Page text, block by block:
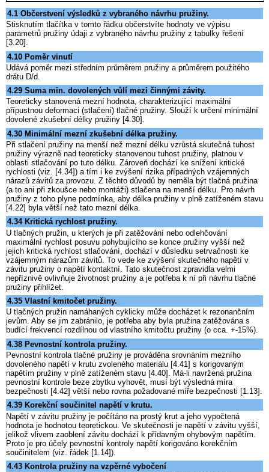
4.1 Občerstvení výsledků z vybraného návrhu pružiny.
Stisknutím tlačítka v tomto řádku občerstvíte hodnoty ve výpisu
parametrů pružiny údaji z vybraného návrhu pružiny z tabulky řešení
[3.20].
4.10 Poměr vinutí
Udává poměr mezi středním průměrem pružiny a průměrem použitého
drátu D/d.
4.29 Suma min. dovolených vůlí mezi činnými závity.
Teoreticky stanovená mezní hodnota, charakterizující maximální
přípustnou deformaci (stlačení) tlačné pružiny. Slouží k určení minimální
dovolené zkušební délky pružiny [4.30].
4.30 Minimální mezní zkušební délka pružiny.
Při stlačení pružiny na menší než mezní délku vzrůstá skutečná tuhost
pružiny výrazně nad teoreticky stanovenou tuhost pružiny, platnou v
oblasti stlačování po tuto délku. Zároveň dochází ke snížení kritické
rychlosti (viz. [4.34]) a tím i ke zvýšení rizika případných vzájemných
nárazů závitů za provozu. Z těchto důvodů by neměla být tlačná pružina
(a to ani při zkoušce nebo montáži) stlačena na menší délku. Pro návrh
pružiny z toho plyne podmínka, aby délka pružiny v plně zatíženém stavu
[4.22] byla větší než tato mezní délka.
4.34 Kritická rychlost pružiny.
U tlačných pružin, u kterých je při zatěžování nebo odlehčování
maximální rychlost posuvu pohybujícího se konce pružiny vyšší než
jejich kritická rychlost stlačování, dochází v důsledku setrvačnosti ke
vzájemným nárazům závitů. To vede ke zvýšení skutečného napětí v
závitu pružiny o napětí kontaktní. Tato skutečnost zpravidla velmi
nepříznivě ovlivňuje životnost pružiny a je potřeba k ní při návrhu tlačné
pružiny přihlížet.
4.35 Vlastní kmitočet pružiny.
U tlačných pružin namáhaných cyklicky může docházet k rezonančním
jevům. Aby se jim zabránilo, je potřeba aby byla pružina zatěžována s
budící frekvencí rozdílnou od vlastního kmitočtu pružiny (o cca. +-15%).
4.38 Pevnostní kontrola pružiny.
Pevnostní kontrola tlačné pružiny je prováděna srovnáním mezního
dovoleného napětí v krutu zvoleného materiálu [4.41] s korigovaným
napětím pružiny v plně zatíženém stavu [4.40]. Má-li navržená pružina
pevnostní kontrole beze zbytku vyhovět, musí být výsledná míra
bezpečnosti [4.42] větší nebo rovna požadované míře bezpečnosti [1.13].
4.39 Korekční součinitel napětí v krutu.
Napětí v závitu pružiny je počítáno na prostý krut a jeho vypočtená
hodnota je hodnotou teoretickou. Ve skutečnosti je napětí v závitu vyšší,
jelikož vlivem zaoblení závitu dochází k přídavným ohybovým napětím.
Proto je pro účely pevnostní kontroly napětí korigováno korekčním
součinitelem (viz. řádek [1.14]).
4.43 Kontrola pružiny na vzpěrné vybočení